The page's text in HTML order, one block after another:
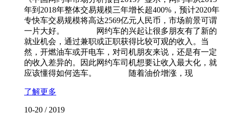
年到2018年整体交易规模三年增长超400%，预计2020年
专快车交易规模将高达2569亿元人民币，市场前景可谓
一片大好。 网约车的兴起让很多朋友有了新的
就业机会，通过兼职或正职获得比较可观的收入。当
然，开燃油车或开电车，对司机朋友来说，还是有一定
的收入差异的。因此网约车司机想要让收入最大化，就
应该懂得如何选车。 随着油价增涨，现
了解更多
10-20 / 2019